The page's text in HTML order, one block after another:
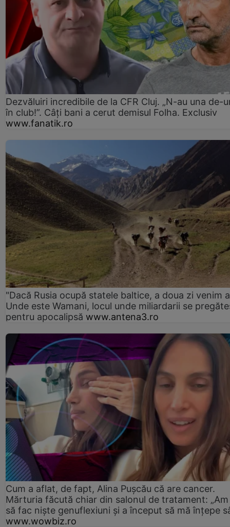
Dezvăluiri incredibile de la CFR Cluj. „N-au una de-
în club!”. Câți bani a cerut demisul Folha. Exclusiv
www.fanatik.ro
"Dacă Rusia ocupă statele baltice, a doua zi venim
Unde este Wamani, locul unde miliardarii se
pentru apocalipsă www.antena3.ro
Cum a aflat, de fapt, Alina Pușcău că are cancer.
Mărturia făcută chiar din salonul de tratament:
să fac niște genuflexiuni și a început să mă înțepe
www.wowbiz.ro